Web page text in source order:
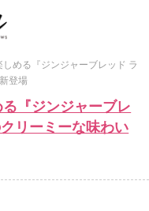
める『ジンジャーブレッド ラ
登場
る『ジンジャーブレ
リーミーな味わい